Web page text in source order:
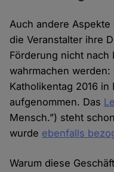
Auch andere
die Veran­stalter ihre
Förderung nicht nach
wahr­machen
Katholiken­tag 2016
aufge­nommen. Das
Mensch.”) steht
wurde eben­falls
Warum diese